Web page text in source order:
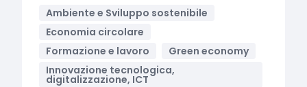
Ambiente e Sviluppo sostenibile
Economia circolare
Formazione e lavoro
Green economy
Innovazione tecnologica,
digitalizzazione, ICT